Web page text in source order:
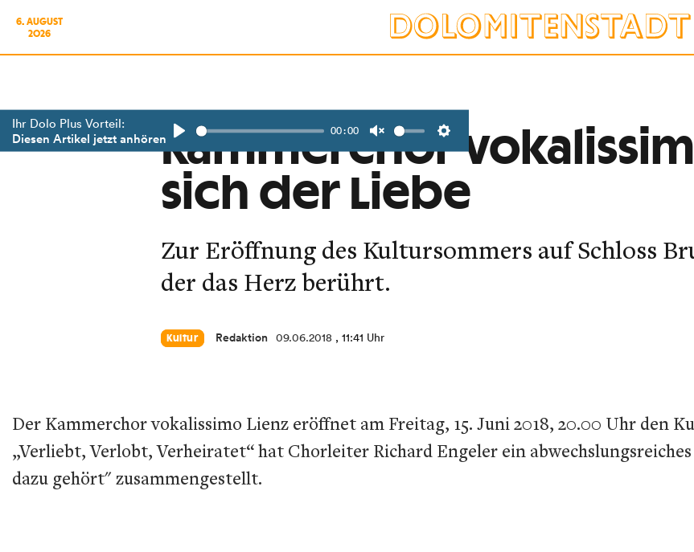
6. AUGUST
2026
Ihr Dolo Plus Vorteil:
Diesen Artikel jetzt anhören
Play
00:00
Unmute Settings
Kammerchor
sich der Liebe
Zur Eröffnung des Kultursommers auf Schloss
der das Herz berührt.
Kultur Redaktion 09.06.2018 , 11:41 Uhr
Der Kammerchor vokalissimo Lienz eröffnet am Freitag, 15. Juni 2018, 20.00 Uhr den
„Verliebt, Verlobt, Verheiratet“ hat Chorleiter Richard Engeler ein
dazu gehört" zusammengestellt.